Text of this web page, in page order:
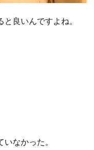
良いんですよね。
なかった。